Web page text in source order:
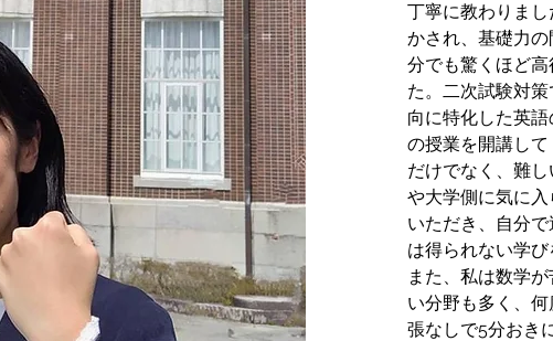
丁寧に教わりま
かされ、基礎力
分でも驚くほど
た。二次試験対
向に特化した英
の授業を開講し
だけでなく、難
や大学側に気に
いただき、自分
は得られない学
また、私は数学
い分野も多く、
張なしで5分おき